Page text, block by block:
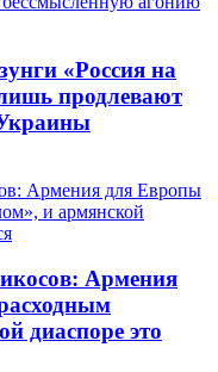
«Россия на
продлевают
Армения
диаспоре это